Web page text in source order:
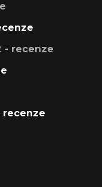
- recenze
recenze